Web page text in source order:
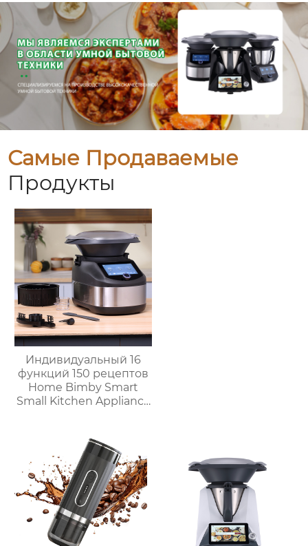
Самые Продаваемые
Продукты
Индивидуальный 16
функций 150 рецептов
Home Bimby Smart
Small Kitchen Appliance
кухонный комбайн
Термопроцессор